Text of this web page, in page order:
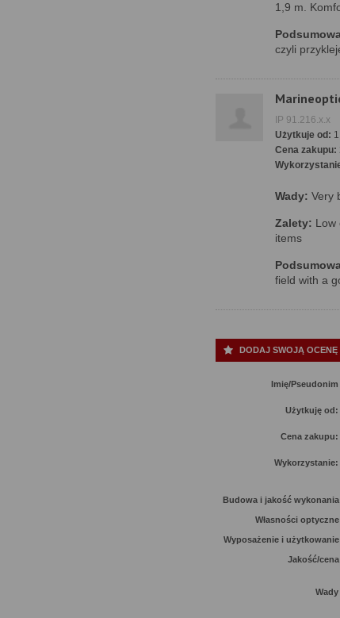
1,9 m.
czyli
IP 91.216.x.x
Użytkuje od:
Cena zakupu:
Wady: Very
Zalety: Low
items
field with a
DODAJ SWOJĄ OCENĘ
Imię/Pseudonim
Użytkuję od:
Cena zakupu:
Wykorzystanie:
Budowa i jakość wykonania
Własności optyczne
Wyposażenie i użytkowanie
Jakość/cena
Wady